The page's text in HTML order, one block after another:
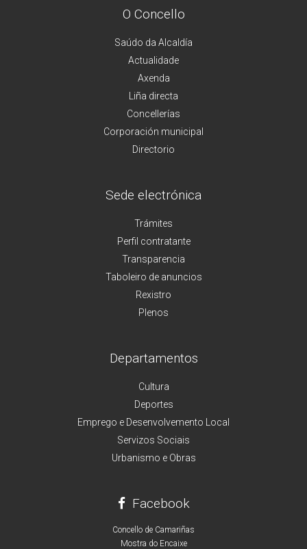
O Concello
Saúdo da Alcaldía
Actualidade
Axenda
Liña directa
Concellerías
Corporación municipal
Directorio
Sede electrónica
Trámites
Perfil contratante
Transparencia
Taboleiro de anuncios
Rexistro
Plenos
Departamentos
Cultura
Deportes
Emprego e Desenvolvemento Local
Servizos Sociais
Urbanismo e Obras
Facebook
Concello de Camariñas
Mostra do Encaixe